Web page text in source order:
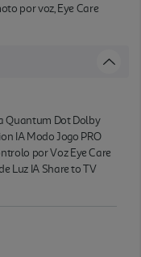
por voz, Eye Care
Quantum Dot Dolby
IA Modo Jogo PRO
por Voz Eye Care
Luz IA Share to TV